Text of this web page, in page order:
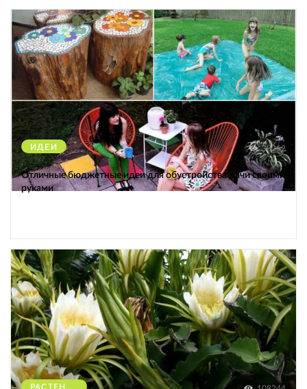
ИДЕИ 38262
Отличные бюджетные идеи для обустройства дачи своими
руками
РАСТЕНИЯ